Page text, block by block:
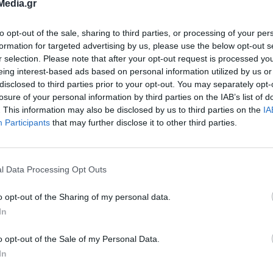
opt-out of the sale, sharing to third parties, or processing of your
for targeted advertising by us, please use the below opt-out
selection. Please note that after your opt-out request is processed
interest-based ads based on personal information utilized by us
to third parties prior to your opt-out. You may separately
of your personal information by third parties on the IAB’s list of
This information may also be disclosed by us to third parties on the
Participants that may further disclose it to other third parties.
Data Processing Opt Outs
opt-out of the Sharing of my personal data.
opt-out of the Sale of my Personal Data.
οι κυβερνητικές οδηγίες προέβλεπαν τη
κοπαδιών όπου εντοπίζεται έστω και ένα
απαιτούσαν ασφαλή υγειονομική
σε κατάλληλους χώρους, με τήρηση όλων των
σημειώνει ότι στην πράξη
των οδηγιών.
σφαγές, ενώ αγνοήθηκε το κρίσιμο ζήτημα της
των νεκρών ζώων, όπου σε αρκετές